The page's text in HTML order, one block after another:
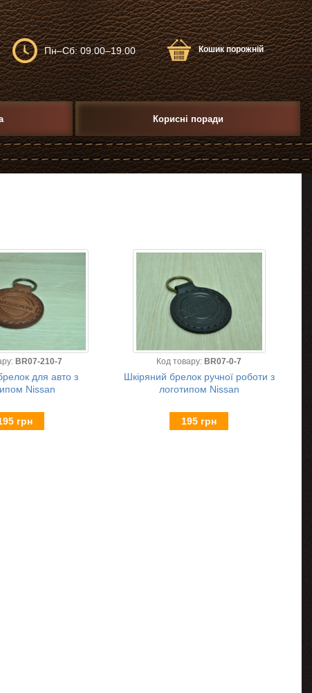
Пн–Сб: 09.00–19.00 Кошик порожній
Корисні поради
BR07-210-7
для авто з
Nissan
грн
Код товару: BR07-0-7
Шкіряний брелок ручної роботи з
логотипом Nissan
195 грн